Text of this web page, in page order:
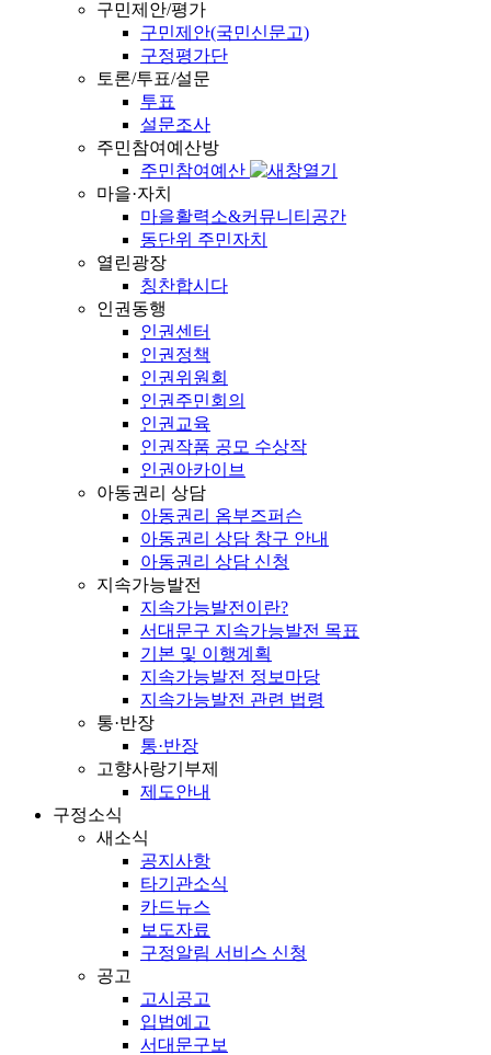
구민제안/평가
구민제안(국민신문고)
구정평가단
토론/투표/설문
투표
설문조사
주민참여예산방
주민참여예산
마을·자치
마을활력소&커뮤니티공간
동단위 주민자치
열린광장
칭찬합시다
인권동행
인권센터
인권정책
인권위원회
인권주민회의
인권교육
인권작품 공모 수상작
인권아카이브
아동권리 상담
아동권리 옴부즈퍼슨
아동권리 상담 창구 안내
아동권리 상담 신청
지속가능발전
지속가능발전이란?
서대문구 지속가능발전 목표
기본 및 이행계획
지속가능발전 정보마당
지속가능발전 관련 법령
통·반장
통·반장
고향사랑기부제
제도안내
구정소식
새소식
공지사항
타기관소식
카드뉴스
보도자료
구정알림 서비스 신청
공고
고시공고
입법예고
서대문구보